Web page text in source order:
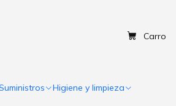
Carro
Higiene y limpieza